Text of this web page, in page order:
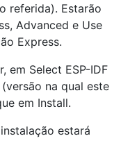
referida). Estarão
Advanced e Use
Express.
em Select ESP-IDF
na qual este
em Install.
estará